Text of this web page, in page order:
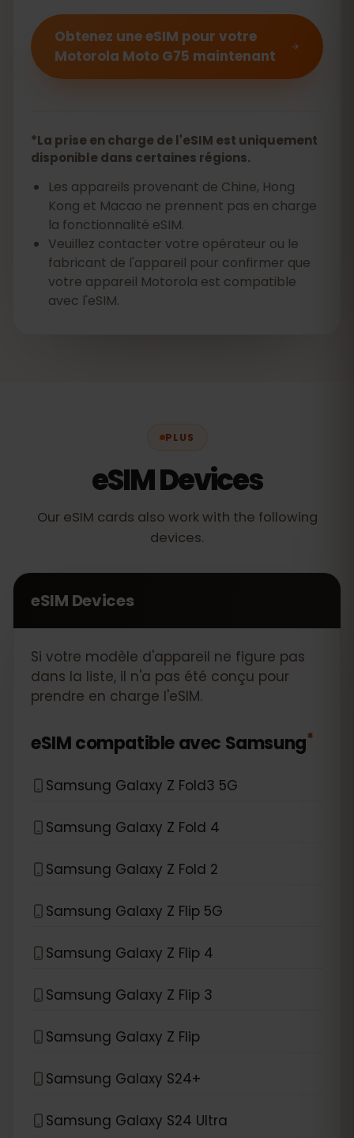
Obtenez une eSIM pour votre
Motorola Moto G75 maintenant
*La prise en charge de l'eSIM est uniquement
disponible dans certaines régions.
Les appareils provenant de Chine, Hong
Kong et Macao ne prennent pas en charge
la fonctionnalité eSIM.
Veuillez contacter votre opérateur ou le
fabricant de l'appareil pour confirmer que
votre appareil Motorola est compatible
avec l'eSIM.
PLUS
eSIM Devices
Our eSIM cards also work with the following
devices.
eSIM Devices
Si votre modèle d'appareil ne figure pas
dans la liste, il n'a pas été conçu pour
prendre en charge l'eSIM.
eSIM compatible avec Samsung*
Samsung Galaxy Z Fold3 5G
Samsung Galaxy Z Fold 4
Samsung Galaxy Z Fold 2
Samsung Galaxy Z Flip 5G
Samsung Galaxy Z Flip 4
Samsung Galaxy Z Flip 3
Samsung Galaxy Z Flip
Samsung Galaxy S24+
Samsung Galaxy S24 Ultra